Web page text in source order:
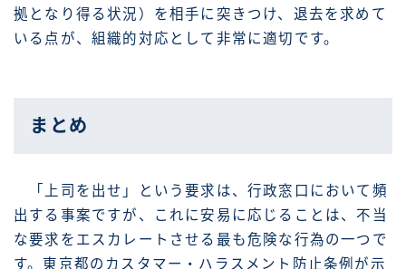
拠となり得る状況）を相手に突きつけ、退去を求めて
いる点が、組織的対応として非常に適切です。
まとめ
「上司を出せ」という要求は、行政窓口において頻
出する事案ですが、これに安易に応じることは、不当
な要求をエスカレートさせる最も危険な行為の一つで
す。東京都のカスタマー・ハラスメント防止条例が示